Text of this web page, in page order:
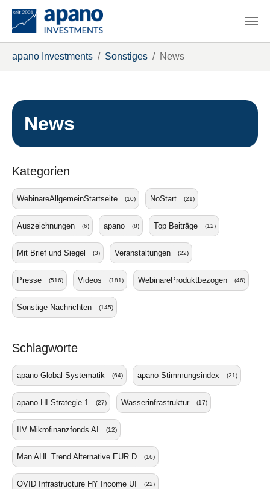
apano Investments Sonstiges News
News
Kategorien
WebinareAllgemeinStartseite (10) NoStart (21)
Auszeichnungen (6) apano (8) Top Beiträge (12)
Mit Brief und Siegel (3) Veranstaltungen (22)
Presse (516) Videos (181) WebinareProduktbezogen (46)
Sonstige Nachrichten (145)
Schlagworte
apano Global Systematik (64) apano Stimmungsindex (21)
apano HI Strategie 1 (27) Wasserinfrastruktur (17)
IIV Mikrofinanzfonds AI (12)
Man AHL Trend Alternative EUR D (16)
OVID Infrastructure HY Income UI (22)